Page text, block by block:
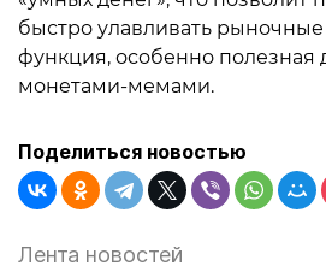
быстро улавливать
функция, особенно полезная
монетами-мемами.
Поделиться новостью
Лента новостей